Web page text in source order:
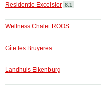
Residentie Excelsior 8.1
Wellness Chalet ROOS
Gîte les Bruyeres
Landhuis Eikenburg